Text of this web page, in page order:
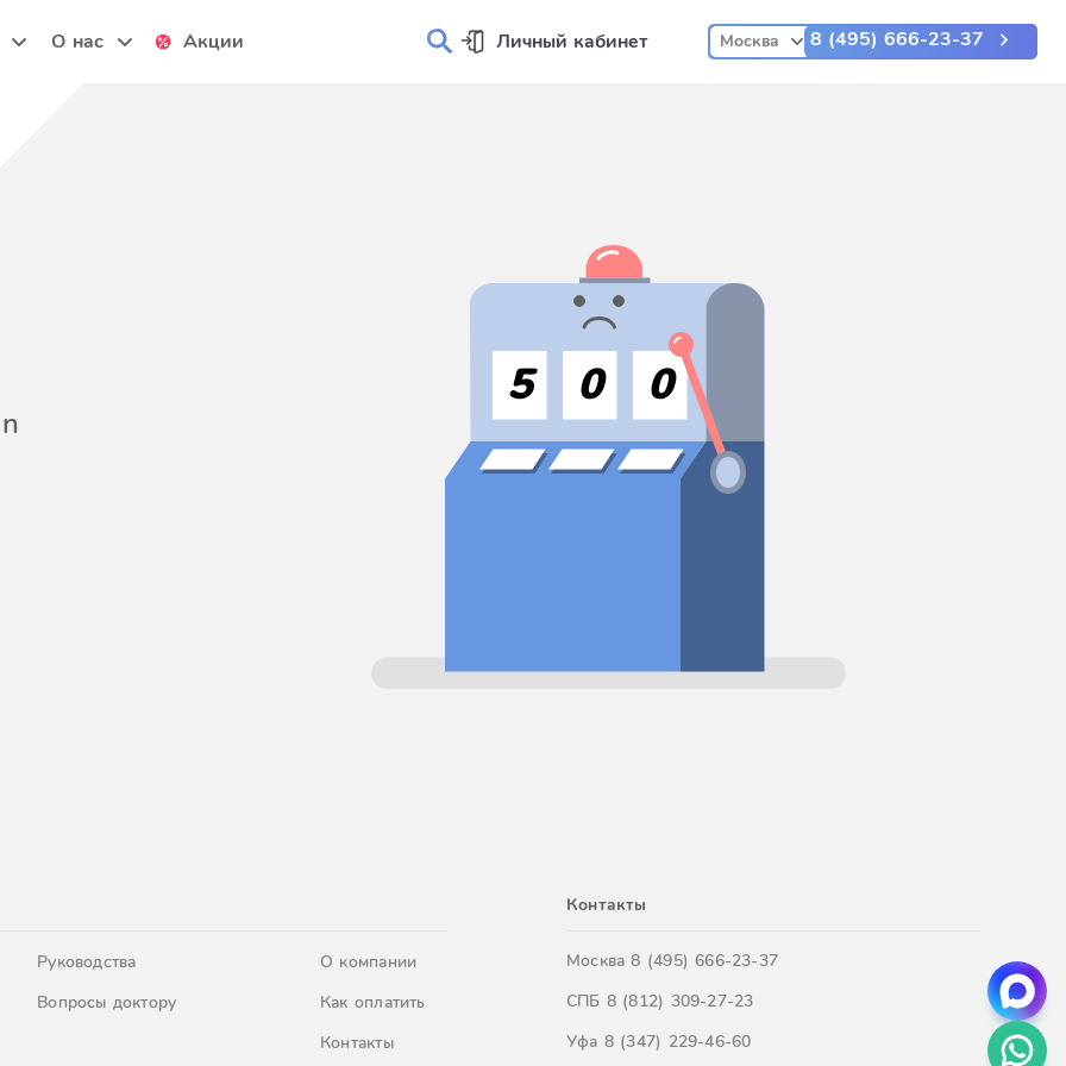
О нас Акции Личный кабинет Москва 8 (495) 666-23-37
5 0 0
Руководства
Вопросы доктору
О компании
Как оплатить
Контакты
Контакты
Москва8 (495) 666-23-37
СПБ 8 (812) 309-27-23
Уфа 8 (347) 229-46-60